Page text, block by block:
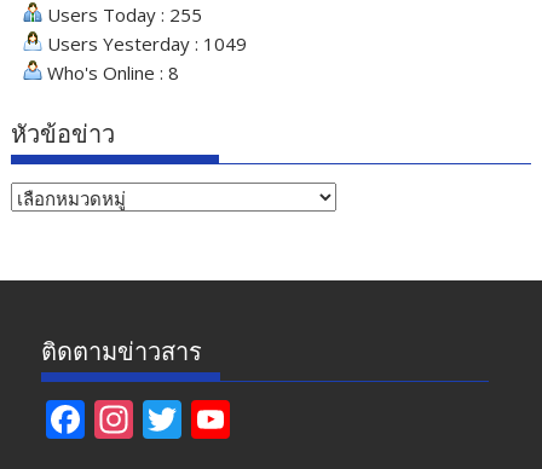
Users Today : 255
Users Yesterday : 1049
Who's Online : 8
หัวข้อข่าว
หัวข้อ
ติดตามข่าวสาร
F In T